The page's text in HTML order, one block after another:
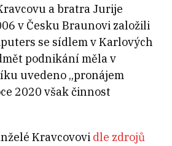
a bratra Jurije
v Česku Braunovi založili
se sídlem v Karlových
podnikání měla v
uvedeno „pronájem
2020 však činnost
Kravcovovi dle zdrojů